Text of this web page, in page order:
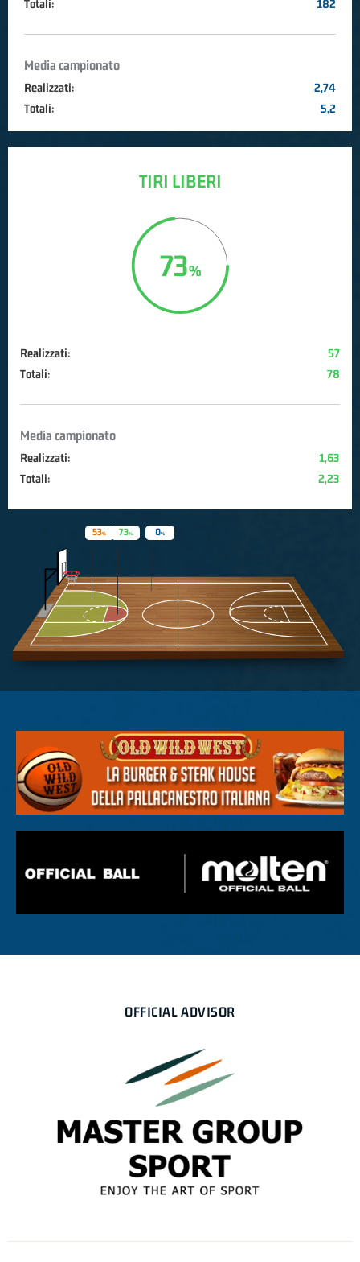
Totali: 182
Media campionato
Realizzati:
2,74
Totali:
5,2
TIRI LIBERI
73
Realizzati:
57
Totali:
78
Media campionato
Realizzati:
1,63
Totali:
2,23
73
53 0
OFFICIAL ADVISOR